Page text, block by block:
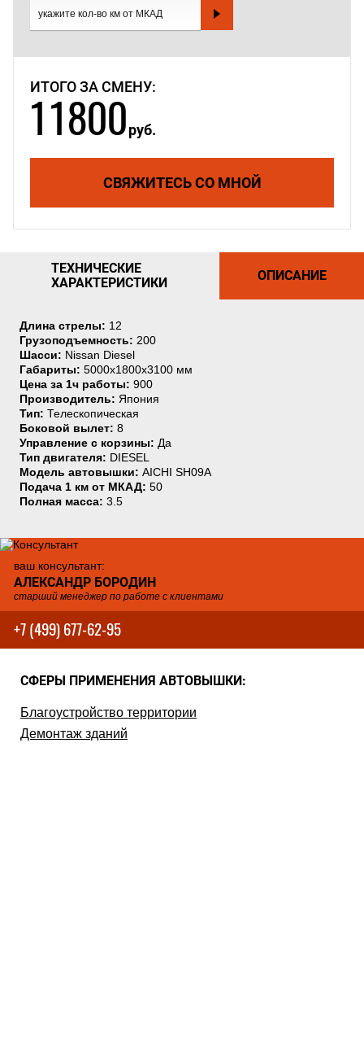
ИТОГО ЗА СМЕНУ:
11800руб.
СВЯЖИТЕСЬ СО МНОЙ
ТЕХНИЧЕСКИЕ
ХАРАКТЕРИСТИКИ
ОПИСАНИЕ
Длина стрелы: 12
Грузоподъемность: 200
Шасси: Nissan Diesel
Габариты: 5000х1800х3100 мм
Цена за 1ч работы: 900
Производитель: Япония
Тип: Телескопическая
Боковой вылет: 8
Управление с корзины: Да
Тип двигателя: DIESEL
Модель автовышки: AICHI SH09A
Подача 1 км от МКАД: 50
Полная масса: 3.5
ваш консультант:
АЛЕКСАНДР БОРОДИН
старший менеджер по работе с клиентами
+7 (499) 677-62-95
СФЕРЫ ПРИМЕНЕНИЯ АВТОВЫШКИ:
Благоустройство территории
Демонтаж зданий